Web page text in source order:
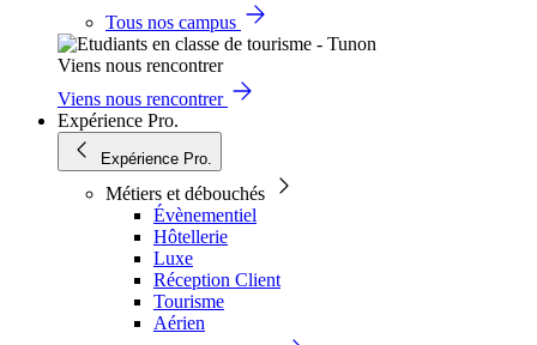
Tous nos campus
Viens nous rencontrer
Viens nous rencontrer
Expérience Pro.
Expérience Pro.
Métiers et débouchés
Évènementiel
Hôtellerie
Luxe
Réception Client
Tourisme
Aérien